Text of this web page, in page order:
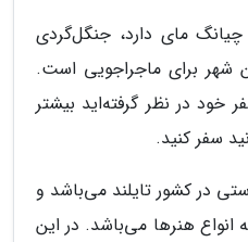
مای دارد، جنگل‌گردی
شهر برای ماجراجویی است.
در نظر گرفته‌اید بیشتر
سفر کنید.
در کشور تایلند می‌باشد و
انواع هنر‌ها می‌باشد. در این